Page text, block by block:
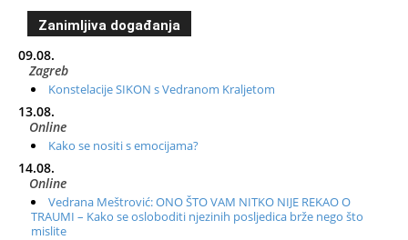
Zanimljiva događanja
09.08.
Zagreb
Konstelacije SIKON s Vedranom Kraljetom
13.08.
Online
Kako se nositi s emocijama?
14.08.
Online
Vedrana Meštrović: ONO ŠTO VAM NITKO NIJE REKAO O
TRAUMI – Kako se osloboditi njezinih posljedica brže nego što
mislite